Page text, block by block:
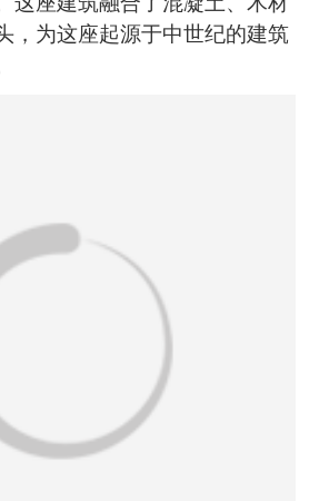
用户作品已成功备案！
用户作品已成功备案！
，为这座起源于中世纪的建筑